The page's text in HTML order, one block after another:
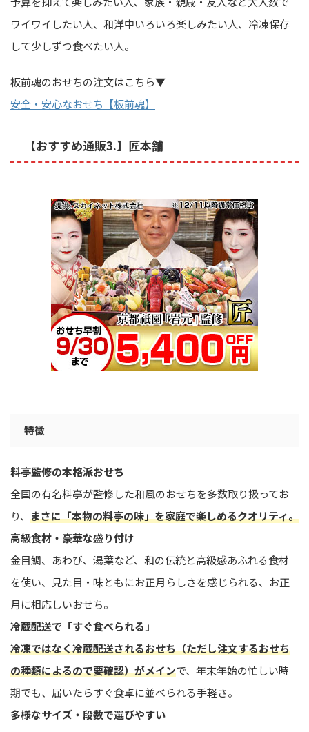
ワイワイしたい人、和洋中いろいろ楽しみたい人、冷凍保存
して少しずつ食べたい人。
板前魂のおせちの注文はこちら▼
安全・安心なおせち【板前魂】
【おすすめ通販3.】匠本舗
特徴
料亭監修の本格派おせち
全国の有名料亭が監修した和風のおせちを多数取り扱ってお
り、 まさに「本物の料亭の味」を家庭で楽しめるクオリティ。
高級食材・豪華な盛り付け
金目鯛、あわび、湯葉など、和の伝統と高級感あふれる食材
を使い、見た目・味ともにお正月らしさを感じられる、お正
月に相応しいおせち。
冷蔵配送で「すぐ食べられる」
冷凍ではなく冷蔵配送されるおせち（ただし注文するおせち
の種類によるので要確認）がメインで、年末年始の忙しい時
期でも、届いたらすぐ食卓に並べられる手軽さ。
多様なサイズ・段数で選びやすい